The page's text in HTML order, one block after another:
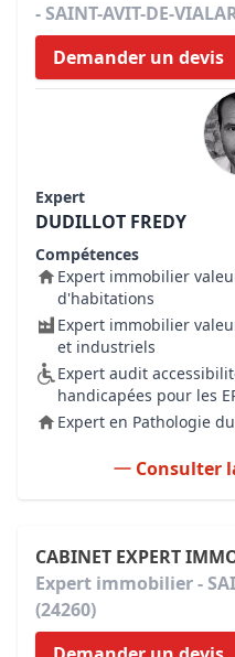
- SAINT-AVIT-DE-
Demander un devis
Expert
DUDILLOT FREDY
Compétences
Expert immobilier
d'habitations
Expert immobilier
et industriels
Expert audit
handicapées pour les
Expert en Pathologie
Consulter
CABINET EXPERT
Expert immobilier -
(24260)